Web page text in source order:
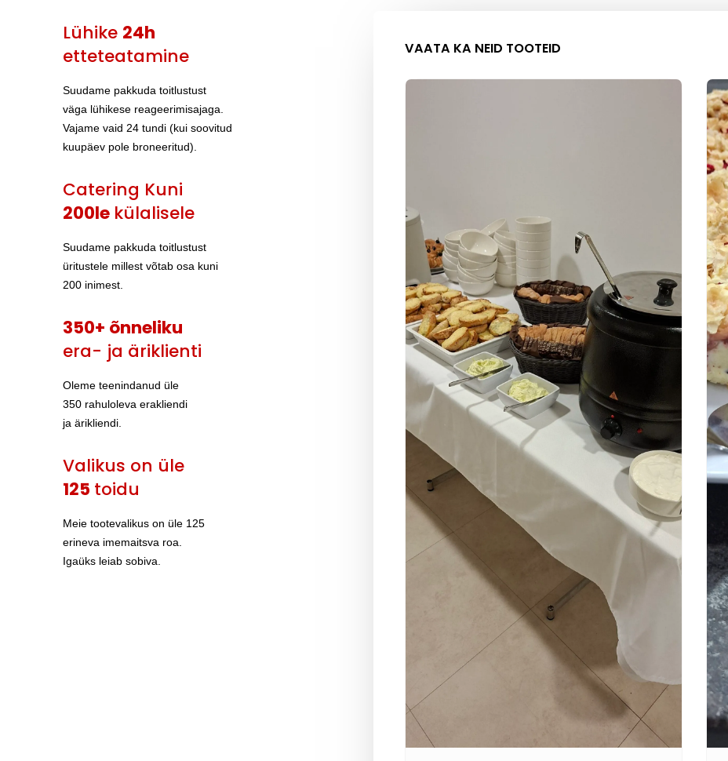
Lühike 24h
etteteatamine
Suudame pakkuda toitlustust
väga lühikese reageerimisajaga.
Vajame vaid 24 tundi (kui soovitud
kuupäev pole broneeritud).
Catering Kuni
200le külalisele
Suudame pakkuda toitlustust
üritustele millest võtab osa kuni
200 inimest.
350+ õnneliku
era- ja äriklienti
Oleme teenindanud üle
350 rahuloleva erakliendi
ja ärikliendi.
Valikus on üle
125 toidu
Meie tootevalikus on üle 125
erineva imemaitsva roa.
Igaüks leiab sobiva.
VAATA KA NEID TOOTEID